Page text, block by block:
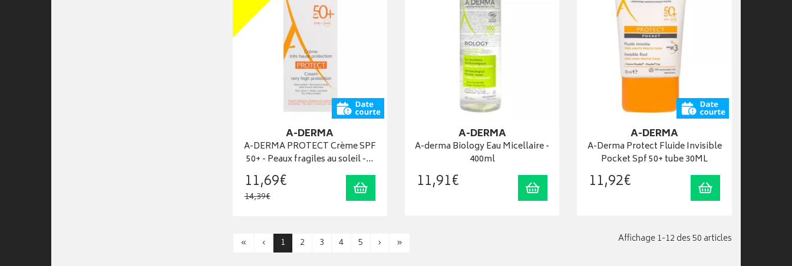
A-DERMA
A-DERMA PROTECT Crème SPF
50+ - Peaux fragiles au soleil -…
11,69€
14,39€
Ajouter au panier
A-DERMA
A-derma Biology Eau Micellaire -
400ml
11,91€ Ajouter au panier
A-DERMA
A-Derma Protect Fluide Invisible
Pocket Spf 50+ tube 30ML
11,92€ Ajouter au panier
« ‹ 1 2 3 4 5 › » Affichage 1-12 des 50 articles